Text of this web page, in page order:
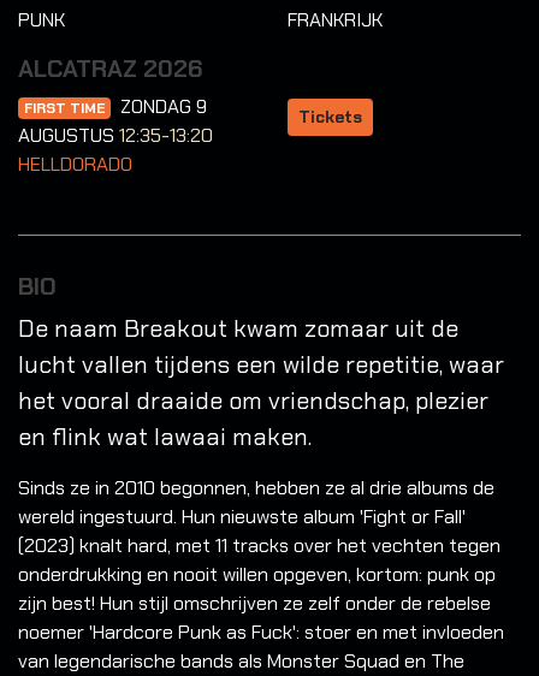
PUNK FRANKRIJK
ALCATRAZ 2026
FIRST TIME
ZONDAG 9
AUGUSTUS 12:35-13:20
HELLDORADO
Tickets
BIO
De naam Breakout kwam zomaar uit de
lucht vallen tijdens een wilde repetitie, waar
het vooral draaide om vriendschap, plezier
en flink wat lawaai maken.
Sinds ze in 2010 begonnen, hebben ze al drie albums de
wereld ingestuurd. Hun nieuwste album 'Fight or Fall'
(2023) knalt hard, met 11 tracks over het vechten tegen
onderdrukking en nooit willen opgeven, kortom: punk op
zijn best! Hun stijl omschrijven ze zelf onder de rebelse
noemer 'Hardcore Punk as Fuck': stoer en met invloeden
van legendarische bands als Monster Squad en The